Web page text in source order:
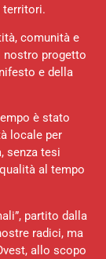
territori.
comunità e
nostro progetto
e della
è stato
locale per
senza tesi
al tempo
partito dalla
radici, ma
allo scopo